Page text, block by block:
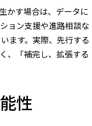
かす場合は、データに
ョン支援や進路相談な
ます。実際、先行する
、「補完し、拡張する
性